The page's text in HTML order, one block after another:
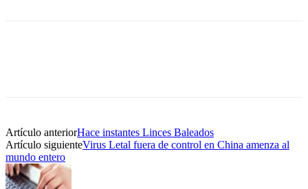
Artículo anteriorHace instantes Linces Baleados
Artículo siguienteVirus Letal fuera de control en China amenza al
mundo entero